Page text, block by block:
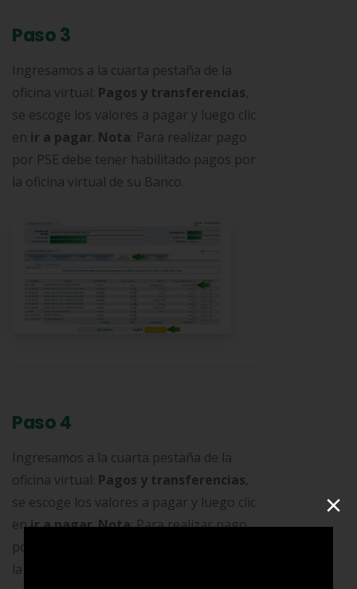
Paso 3
Ingresamos a la cuarta pestaña de la
oficina virtual: Pagos y transferencias,
se escoge los valores a pagar y luego clic
en ir a pagar. Nota: Para realizar pago
por PSE debe tener habilitado pagos por
la oficina virtual de su Banco.
Paso 4
Ingresamos a la cuarta pestaña de la
oficina virtual: Pagos y transferencias,
se escoge los valores a pagar y luego clic
enir a pagar.Nota: Para realizar pago
por PSE debe tener habilitado pagos por
la oficina virtual de su Banco.
×